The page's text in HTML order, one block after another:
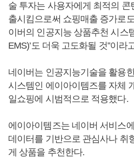
술 투자는 사용자에게 최적의
출시킴으로써 쇼핑매출 증가로도
이버의 인공지능 상품추천 시스
EMS)’도 더욱 고도화될 것”이라
네이버는 인공지능기술을 활용
시스템인 에이아이템즈를 자체
일쇼핑에 시범적으로 적용했다.
에이아이템즈는 네이버 서비스
데이터를 기반으로 관심사나 취
게 상품을 추천한다.